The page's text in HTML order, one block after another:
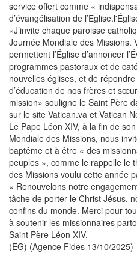
service offert comme «
d’évangélisation de
«J’invite chaque paroisse
Journée Mondiale des Missions.
permettent l’Église d’annoncer
programmes pastoraux et de
nouvelles églises, et de
d’éducation de nos frères et
mission» souligne le Saint Père
sur le site Vatican.va et Vatican
Le Pape Léon XIV, à la fin de
Mondiale des Missions, nous
baptême et à être « des
peuples », comme le rappelle le
des Missions voulu cette année
« Renouvelons notre
tâche de porter le Christ Jésus,
confins du monde. Merci pour
à soutenir les missionnaires
Saint Père Léon XIV.
(EG) (Agence Fides 13/10/2025)